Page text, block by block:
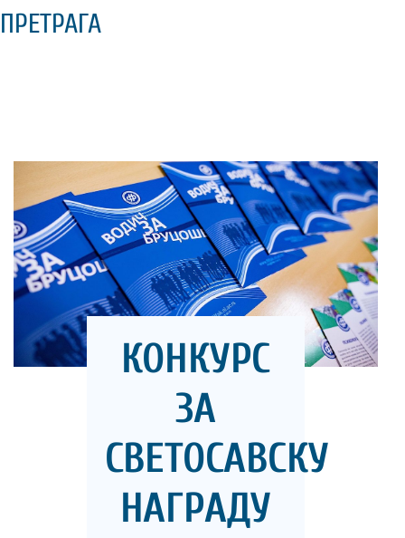
ПРЕТРАГА
КОНКУРС
ЗА
СВЕТОСАВСКУ
НАГРАДУ